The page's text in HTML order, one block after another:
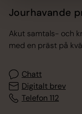
Jourhavande
Akut samtals- och
med en präst på
Chatt
Digitalt brev
Telefon 112